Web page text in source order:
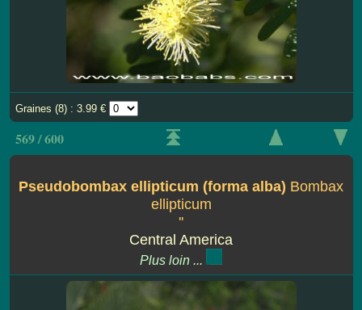
Graines (8) : 3.99 €
569 / 600
Pseudobombax ellipticum (forma alba) Bombax
ellipticum
''
Central America
Plus loin ...